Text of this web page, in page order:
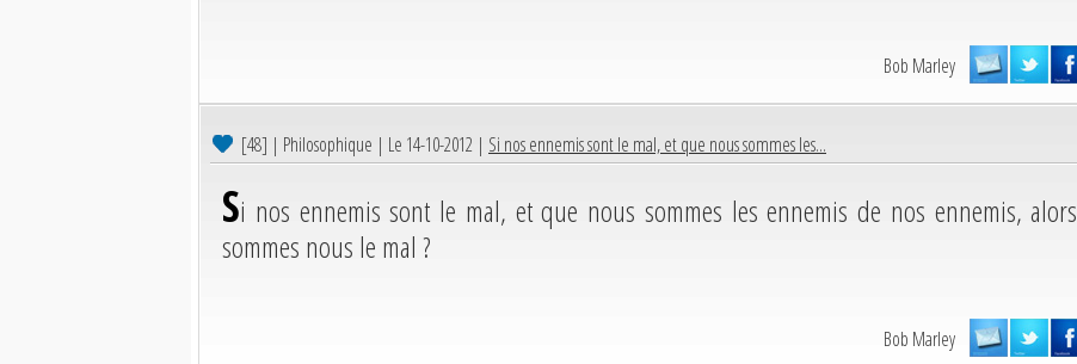
Bob Marley
[48] | Philosophique | Le 14-10-2012 | Si nos ennemis sont le mal, et que nous sommes les...
Si nos ennemis sont le mal, et que nous sommes les ennemis de nos ennemis, alors
sommes nous le mal ?
Bob Marley